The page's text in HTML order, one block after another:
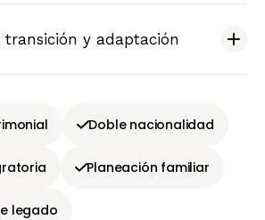
y adaptación
Doble nacionalidad
Planeación familiar
legado